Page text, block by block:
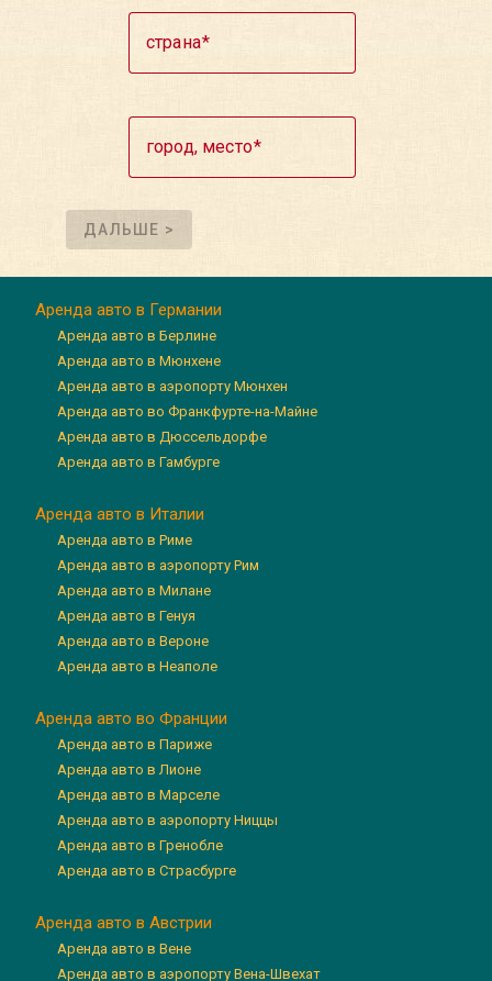
страна
город, место
ДАЛЬШЕ >
Аренда авто в Германии
Аренда авто в Берлине
Аренда авто в Мюнхене
Аренда авто в аэропорту Мюнхен
Аренда авто во Франкфурте-на-Майне
Аренда авто в Дюссельдорфе
Аренда авто в Гамбурге
Аренда авто в Италии
Аренда авто в Риме
Аренда авто в аэропорту Рим
Аренда авто в Милане
Аренда авто в Генуя
Аренда авто в Вероне
Аренда авто в Неаполе
Аренда авто во Франции
Аренда авто в Париже
Аренда авто в Лионе
Аренда авто в Марселе
Аренда авто в аэропорту Ниццы
Аренда авто в Гренобле
Аренда авто в Страсбурге
Аренда авто в Австрии
Аренда авто в Вене
Аренда авто в аэропорту Вена-Швехат